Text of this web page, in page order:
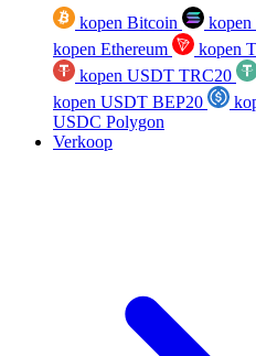
kopen Bitcoin kopen
kopen Ethereum
kopen
kopen USDT TRC20
kopen USDT BEP20
USDC Polygon
Verkoop